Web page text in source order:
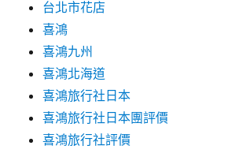
台北市花店
喜鴻
喜鴻九州
喜鴻北海道
喜鴻旅行社日本
喜鴻旅行社日本團評價
喜鴻旅行社評價